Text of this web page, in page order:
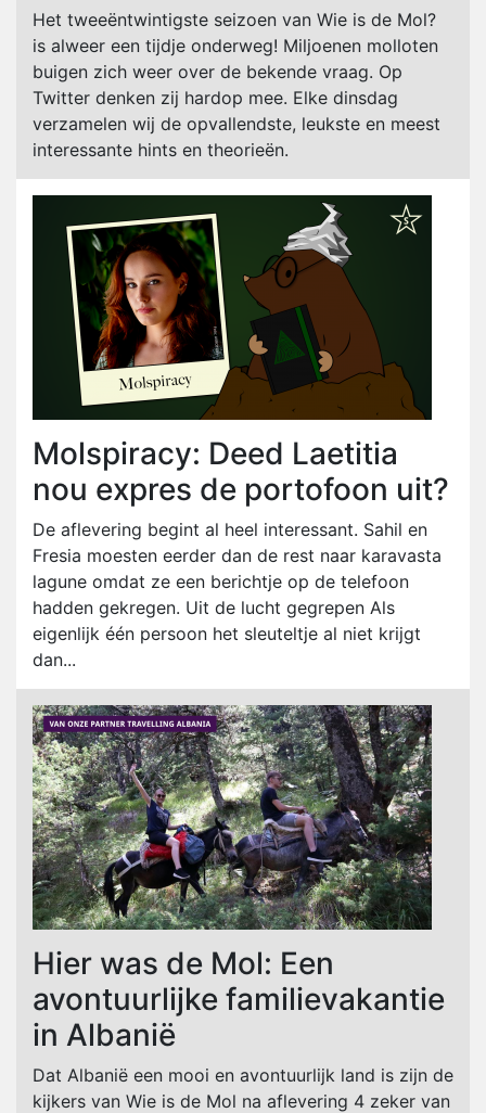
Het tweeëntwintigste seizoen van Wie is de Mol?
is alweer een tijdje onderweg! Miljoenen molloten
buigen zich weer over de bekende vraag. Op
Twitter denken zij hardop mee. Elke dinsdag
verzamelen wij de opvallendste, leukste en meest
interessante hints en theorieën.
Molspiracy: Deed Laetitia
nou expres de portofoon uit?
De aflevering begint al heel interessant. Sahil en
Fresia moesten eerder dan de rest naar karavasta
lagune omdat ze een berichtje op de telefoon
hadden gekregen. Uit de lucht gegrepen Als
eigenlijk één persoon het sleuteltje al niet krijgt
dan...
Hier was de Mol: Een
avontuurlijke familievakantie
in Albanië
Dat Albanië een mooi en avontuurlijk land is zijn de
kijkers van Wie is de Mol na aflevering 4 zeker van